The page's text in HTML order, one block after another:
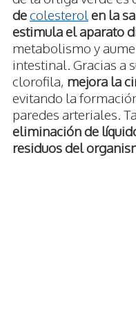
decolesterol en la
estimula el aparato
metabolismo y
intestinal. Gracias a
clorofila, mejora la
evitando la
paredes arteriales.
eliminación de
residuos del